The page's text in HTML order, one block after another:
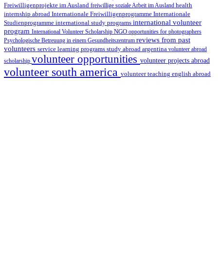
Freiwilligenprojekte im Ausland freiwillige soziale Arbeit im Ausland health
internship abroad Internationale Freiwilligenprogramme Internationale
Studienprogramme international study programs international volunteer
program International Volunteer Scholarship NGO opportunities for photographers
Psychologische Betreuung in einem Gesundheitszentrum reviews from past
volunteers service learning programs study abroad argentina volunteer abroad
scholarship volunteer opportunities volunteer projects abroad
volunteer south america volunteer teaching english abroad